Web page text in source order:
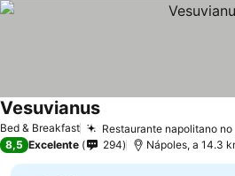
Bed & Breakfast Restaurante napolitano no
Vesuvianus
8,5 Excelente 294 Nápoles, a 14.3